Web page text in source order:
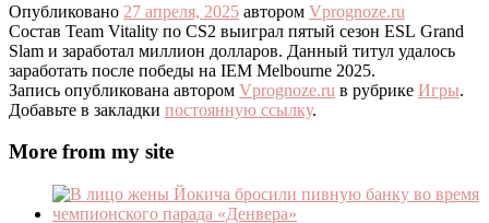
Опубликовано 27 апреля, 2025 автором Vprognoze.ru
Состав Team Vitality по CS2 выиграл пятый сезон ESL Grand
Slam и заработал миллион долларов. Данный титул удалось
заработать после победы на IEM Melbourne 2025.
Запись опубликована автором Vprognoze.ru в рубрике Игры.
Добавьте в закладки постоянную ссылку.
More from my site